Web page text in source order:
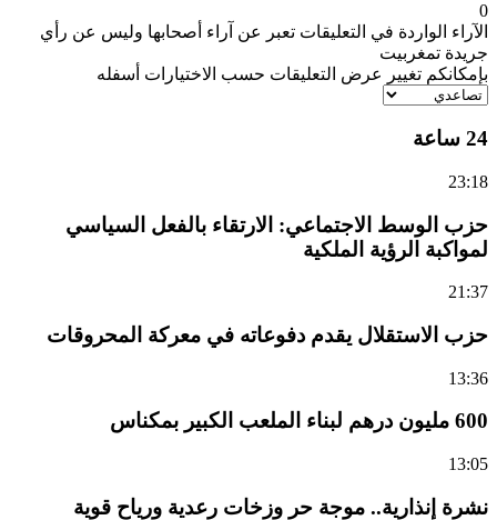
0
الآراء الواردة في التعليقات تعبر عن آراء أصحابها وليس عن رأي
جريدة تمغربيت
بإمكانكم تغيير عرض التعليقات حسب الاختيارات أسفله
24 ساعة
23:18
حزب الوسط الاجتماعي: الارتقاء بالفعل السياسي
لمواكبة الرؤية الملكية
21:37
حزب الاستقلال يقدم دفوعاته في معركة المحروقات
13:36
600 مليون درهم لبناء الملعب الكبير بمكناس
13:05
نشرة إنذارية.. موجة حر وزخات رعدية ورياح قوية